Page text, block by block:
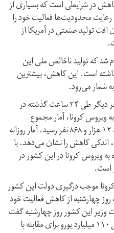
در شرایطی است که بسیاری از
رعایت محدودیت‌ها فعالیت خود را
تولید صنعتی در آمریکا از
شد که تولید ناخالص ملی این
درصد کاهش داشته است. این کاهش، بیشترین
در بریتانیا اعلام شد که با مرگ ۷۶۱ نفر دیگر طی ۲۴ ساعت گذشته در
ویروس کرونا، آمار مجموع
قربانیان ویروس کرونا در این کشور به ۱۲ هزار و ۸۶۸ نفر رسید. آمار روزانه
اندکی کاهش را نشان می‌دهد. با
ویروس کرونا در این کشور در
موجب درگیری دولت این کشور
چهارشنبه از کاهش فعالیت خود
این کشور روز چهارشنبه گفت
که دولت مشغول تهیه طرحی به ارزش ۱۱۰ میلیارد یورو برای مقابله با